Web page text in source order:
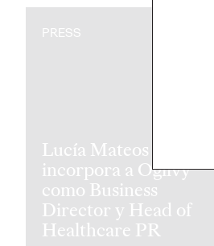
PRESS
Lucía Mateos se
incorpora a Ogilvy
como Business
Director y Head of
Healthcare PR